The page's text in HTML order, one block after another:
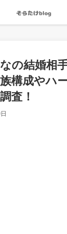
の結婚相
構成やハ
査！